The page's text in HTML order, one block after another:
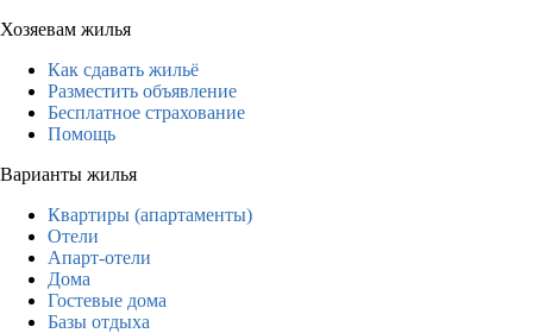
Хозяевам жилья
Как сдавать жильё
Разместить объявление
Бесплатное страхование
Помощь
Варианты жилья
Квартиры (апартаменты)
Отели
Апарт-отели
Дома
Гостевые дома
Базы отдыха